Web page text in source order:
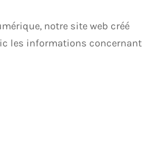
notre site web créé
les informations concernant